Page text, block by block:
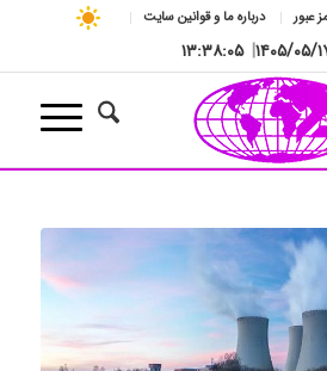
عبور درباره ما و قوانین سایت
۰۵/۱۷| ۱۳:۳۸:۰۶